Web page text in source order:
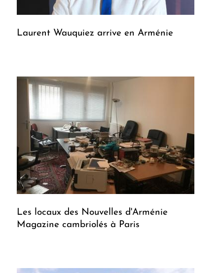
Laurent Wauquiez arrive en Arménie
Les locaux des Nouvelles d'Arménie
Magazine cambriolés à Paris